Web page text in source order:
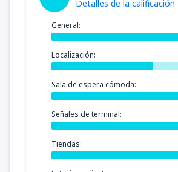
Detalles de la calificación
General:
Localización:
Sala de espera cómoda:
Señales de terminal:
Tiendas: